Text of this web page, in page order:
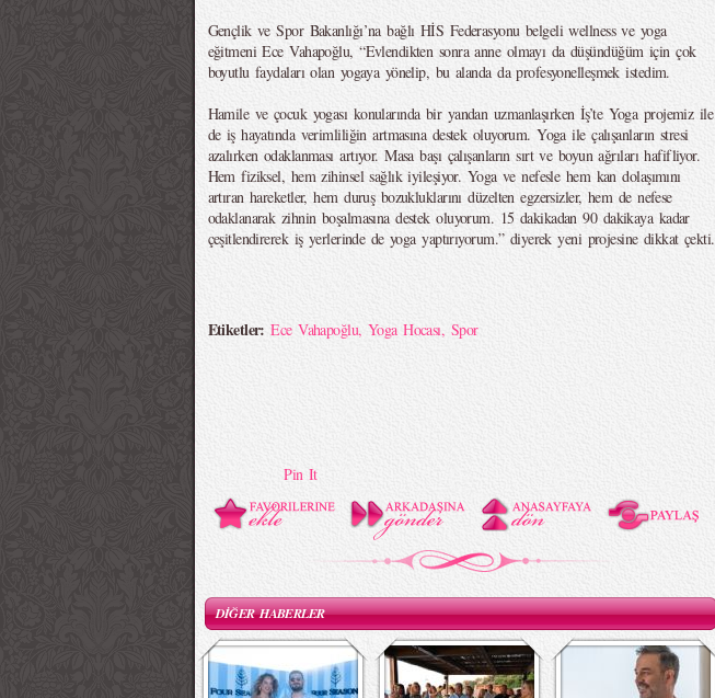
Gençlik ve Spor Bakanlığı’na bağlı HİS Federasyonu belgeli wellness ve yoga
eğitmeni Ece Vahapoğlu, “Evlendikten sonra anne olmayı da düşündüğüm için çok
boyutlu faydaları olan yogaya yönelip, bu alanda da profesyonelleşmek istedim.
Hamile ve çocuk yogası konularında bir yandan uzmanlaşırken İş’te Yoga projemiz ile
de iş hayatında verimliliğin artmasına destek oluyorum. Yoga ile çalışanların stresi
azalırken odaklanması artıyor. Masa başı çalışanların sırt ve boyun ağrıları hafifliyor.
Hem fiziksel, hem zihinsel sağlık iyileşiyor. Yoga ve nefesle hem kan dolaşımını
artıran hareketler, hem duruş bozukluklarını düzelten egzersizler, hem de nefese
odaklanarak zihnin boşalmasına destek oluyorum. 15 dakikadan 90 dakikaya kadar
çeşitlendirerek iş yerlerinde de yoga yaptırıyorum.” diyerek yeni projesine dikkat çekti.
Etiketler:Ece Vahapoğlu, Yoga Hocası, Spor
Pin It
DİĞER HABERLER